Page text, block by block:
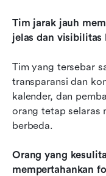
Tim jarak jauh
jelas dan visibilitas
Tim yang tersebar
transparansi dan
kalender, dan
orang tetap selaras
berbeda.
Orang yang
mempertahankan